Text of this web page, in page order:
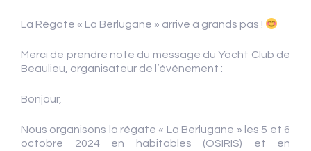
La Régate « La Berlugane » arrive à grands pas !
Merci de prendre note du message du Yacht Club de
Beaulieu, organisateur de l’événement :
Bonjour,
Nous organisons la régate « La Berlugane » les 5 et 6
octobre 2024 en habitables (OSIRIS) et en